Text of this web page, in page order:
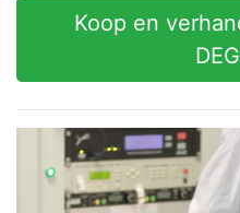
Koop en